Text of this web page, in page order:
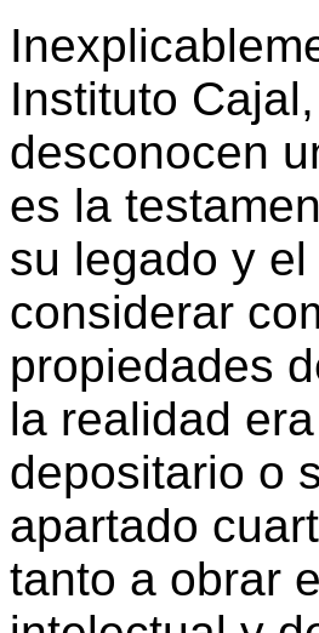
Instituto
desconocen
es la
su legado y
considerar
propiedades
la realidad
depositario o
apartado
tanto a obrar